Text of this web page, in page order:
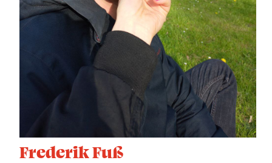
Frederik Fuß